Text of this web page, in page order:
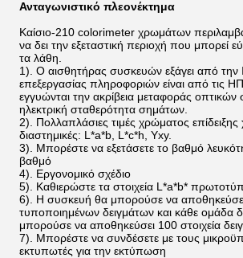
Ανταγωνιστικό πλεονέκτημα
Καίσιο-210 colorimeter χρωμάτων
να δει την εξεταστική περιοχή που μπορεί
τα λάθη.
1). Ο αισθητήρας συσκευών εξάγει από την
επεξεργασίας πληροφοριών είναι από τις
εγγυώνται την ακρίβεια μεταφοράς
ηλεκτρική σταθερότητα σημάτων.
2). Πολλαπλάσιες τιμές χρώματος
διαστημικές: L*a*b, L*c*h, Yxy.
3). Μπορέστε να εξετάσετε το βαθμό
βαθμό
4). Εργονομικό σχέδιο
5). Καθιερώστε τα στοιχεία L*a*b*
6). Η συσκευή θα μπορούσε να
τυποποιημένων δειγμάτων και κάθε ομάδα
μπορούσε να αποθηκεύσει 100 στοιχεία
7). Μπορέστε να συνδέσετε με τους
εκτυπωτές για την εκτύπωση